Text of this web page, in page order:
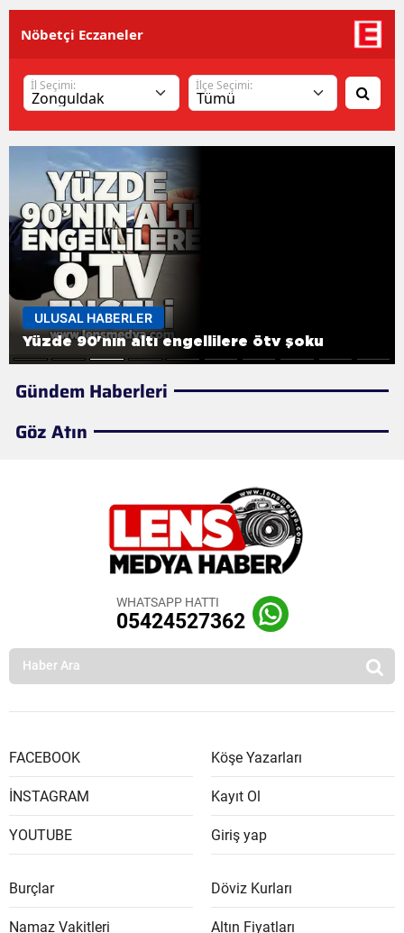
Nöbetçi Eczaneler
İl Seçimi: İlçe Seçimi:
ULUSAL HABERLER
Yüzde 90'nın altı engellilere ötv şoku
Gündem Haberleri
Göz Atın
WHATSAPP HATTI
05424527362
FACEBOOK
İNSTAGRAM
YOUTUBE
Köşe Yazarları
Kayıt Ol
Giriş yap
Burçlar
Namaz Vakitleri
Döviz Kurları
Altın Fiyatları